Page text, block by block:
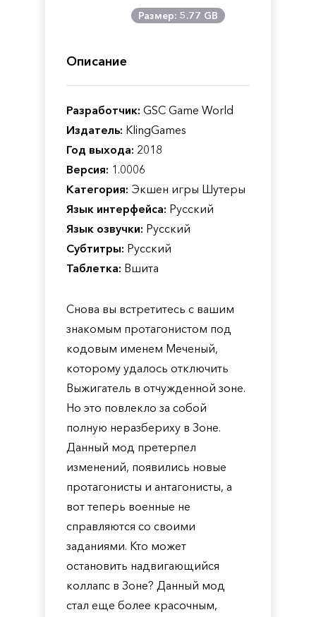
Размер: 5.77 GB
Описание
Разработчик: GSC Game World
Издатель: KlingGames
Год выхода: 2018
Версия: 1.0006
Категория: Экшен игры Шутеры
Язык интерфейса: Русский
Язык озвучки: Русский
Субтитры: Русский
Таблетка: Вшита
Снова вы встретитесь с вашим
знакомым протагонистом под
кодовым именем Меченый,
которому удалось отключить
Выжигатель в отчужденной зоне.
Но это повлекло за собой
полную неразбериху в Зоне.
Данный мод претерпел
изменений, появились новые
протагонисты и антагонисты, а
вот теперь военные не
справляются со своими
заданиями. Кто может
остановить надвигающийся
коллапс в Зоне? Данный мод
стал еще более красочным,